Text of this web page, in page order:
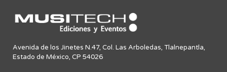
Avenida de los Jinetes N.47, Col. Las Arboledas, Tlalnepantla,
Estado de México, CP 54026